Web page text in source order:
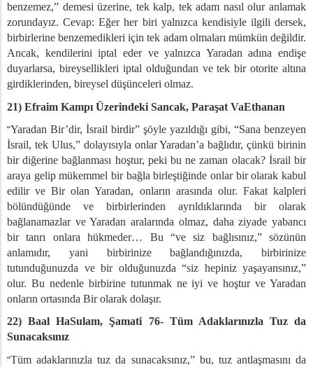
benzemez,” demesi üzerine, tek kalp, tek adam nasıl olur anlamak
zorundayız. Cevap: Eğer her biri yalnızca kendisiyle ilgili dersek,
birbirlerine benzemedikleri için tek adam olmaları mümkün değildir.
Ancak, kendilerini iptal eder ve yalnızca Yaradan adına endişe
duyarlarsa, bireysellikleri iptal olduğundan ve tek bir otorite altına
girdiklerinden, bireysel düşünceleri olmaz.
21) Efraim Kampı Üzerindeki Sancak, Paraşat VaEthanan
“Yaradan Bir’dir, İsrail birdir” şöyle yazıldığı gibi, “Sana benzeyen
İsrail, tek Ulus,” dolayısıyla onlar Yaradan’a bağlıdır, çünkü birinin
bir diğerine bağlanması hoştur, peki bu ne zaman olacak? İsrail bir
araya gelip mükemmel bir bağla birleştiğinde onlar bir olarak kabul
edilir ve Bir olan Yaradan, onların arasında olur. Fakat kalpleri
bölündüğünde ve birbirlerinden ayrıldıklarında bir olarak
bağlanamazlar ve Yaradan aralarında olmaz, daha ziyade yabancı
bir tanrı onlara hükmeder… Bu “ve siz bağlısınız,” sözünün
anlamıdır, yani birbirinize bağlandığınızda, birbirinize
tutunduğunuzda ve bir olduğunuzda “siz hepiniz yaşayansınız,”
olur. Bu nedenle birbirine tutunmak ne iyi ve hoştur ve Yaradan
onların ortasında Bir olarak dolaşır.
22) Baal HaSulam, Şamati 76- Tüm Adaklarınızla Tuz da
Sunacaksınız
“Tüm adaklarınızla tuz da sunacaksınız,” bu, tuz antlaşmasını da